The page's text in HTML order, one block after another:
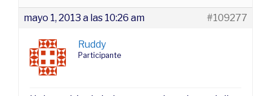
mayo 1, 2013 a las 10:26 am #109277
Ruddy
Participante